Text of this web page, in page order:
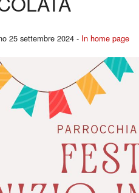
25 settembre 2024 - In home page